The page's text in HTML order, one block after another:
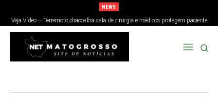
NEWS
Veja Vídeo – Terremoto chacoalha sala de cirurgia e médicos protegem paciente
no Japão; veja